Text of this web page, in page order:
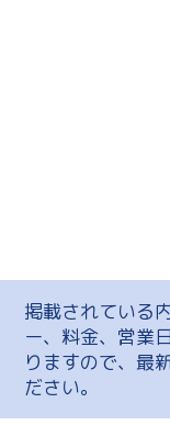
掲載されている
ー、料金、営業
りますので、最
ださい。